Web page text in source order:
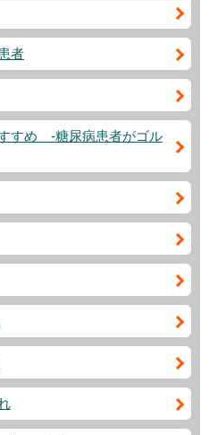
者
すめ -糖尿病患者がゴル